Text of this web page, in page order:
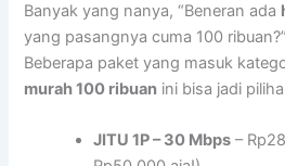
Banyak yang nanya, “Beneran ada
yang pasangnya cuma 100
Beberapa paket yang masuk
murah 100 ribuan ini bisa jadi
JITU 1P – 30 Mbps –